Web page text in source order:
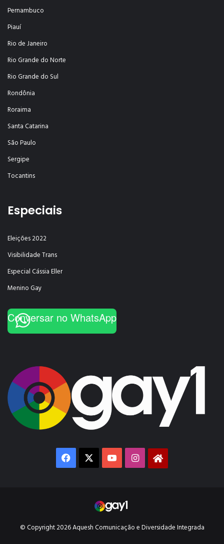
Pernambuco
Piauí
Rio de Janeiro
Rio Grande do Norte
Rio Grande do Sul
Rondônia
Roraima
Santa Catarina
São Paulo
Sergipe
Tocantins
Especiais
Eleições 2022
Visibilidade Trans
Especial Cássia Eller
Menino Gay
Conversar no WhatsApp
Facebook YouTubeInstagramGay1
© Copyright 2026 Aquesh Comunicação e Diversidade Integrada